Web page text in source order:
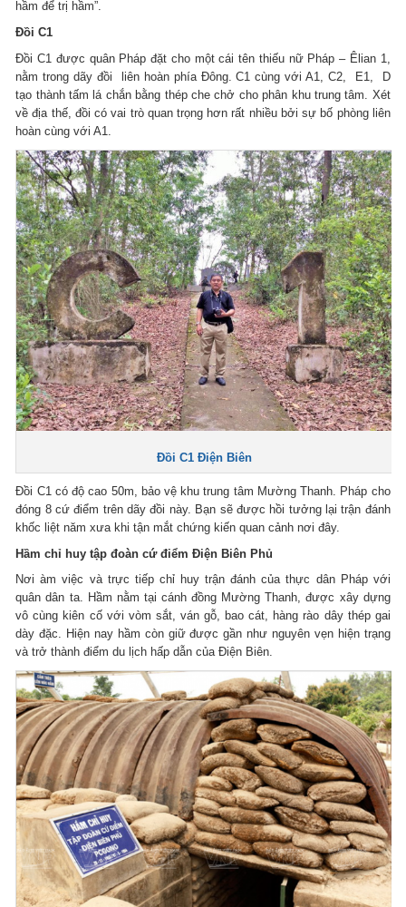
hầm để trị hầm”.
Đồi C1
Đồi C1 được quân Pháp đặt cho một cái tên thiếu nữ Pháp – Êlian 1,
nằm trong dãy đồi liên hoàn phía Đông. C1 cùng với A1, C2, E1, D
tạo thành tấm lá chắn bằng thép che chở cho phân khu trung tâm. Xét
về địa thế, đồi có vai trò quan trọng hơn rất nhiều bởi sự bố phòng liên
hoàn cùng với A1.
Đồi C1 Điện Biên
Đồi C1 có độ cao 50m, bảo vệ khu trung tâm Mường Thanh. Pháp cho
đóng 8 cứ điểm trên dãy đồi này. Bạn sẽ được hồi tưởng lại trận đánh
khốc liệt năm xưa khi tận mắt chứng kiến quan cảnh nơi đây.
Hầm chỉ huy tập đoàn cứ điểm Điện Biên Phủ
Nơi àm việc và trực tiếp chỉ huy trận đánh của thực dân Pháp với
quân dân ta. Hầm nằm tại cánh đồng Mường Thanh, được xây dựng
vô cùng kiên cố với vòm sắt, ván gỗ, bao cát, hàng rào dây thép gai
dày đặc. Hiện nay hầm còn giữ được gần như nguyên vẹn hiện trạng
và trở thành điểm du lịch hấp dẫn của Điện Biên.